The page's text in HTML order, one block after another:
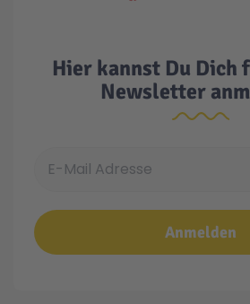
Hier kannst Du Dich
Newsletter
Anmelden